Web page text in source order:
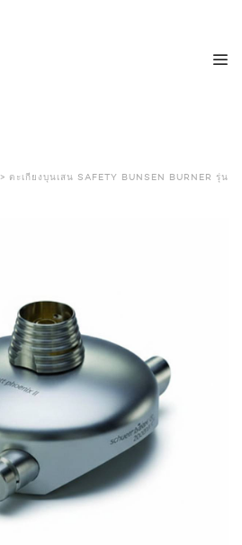
> ตะเกียงบุนเสน SAFETY BUNSEN BURNER รุ่น